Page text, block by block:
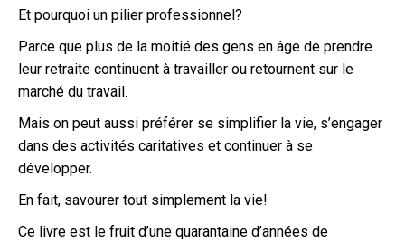
Et pourquoi un pilier professionnel?
Parce que plus de la moitié des gens en âge de prendre
leur retraite continuent à travailler ou retournent sur le
marché du travail.
Mais on peut aussi préférer se simplifier la vie, s’engager
dans des activités caritatives et continuer à se
développer.
En fait, savourer tout simplement la vie!
Ce livre est le fruit d’une quarantaine d’années de